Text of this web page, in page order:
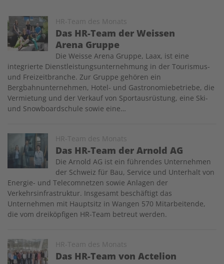
HR-Team des Monats
Das HR-Team der Weissen
Arena Gruppe
Image
Die Weisse Arena Gruppe, Laax, ist eine
integrierte Dienstleistungsunternehmung in der Tourismus-
und Freizeitbranche. Zur Gruppe gehören ein
Bergbahnunternehmen, Hotel- und Gastronomiebetriebe, die
Vermietung und der Verkauf von Sportausrüstung, eine Ski-
und Snowboardschule sowie eine…
HR-Team des Monats
Das HR-Team der Arnold AG
Image
Die Arnold AG ist ein führendes Unternehmen
der Schweiz für Bau, Service und Unterhalt von
Energie- und Telecomnetzen sowie Anlagen der
Verkehrsinfrastruktur. Insgesamt beschäftigt das
Unternehmen mit Hauptsitz in Wangen 570 Mitarbeitende,
die vom dreiköpfigen HR-Team betreut werden.
HR-Team des Monats
Das HR-Team von Actelion
Image